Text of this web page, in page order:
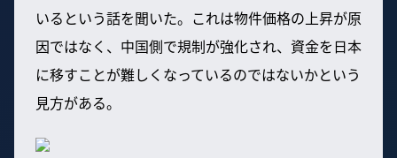
いるという話を聞いた。これは物件価格の上昇が原
因ではなく、中国側で規制が強化され、資金を日本
に移すことが難しくなっているのではないかという
見方がある。